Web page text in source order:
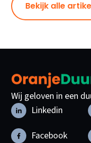
Bekijk alle
Wij geloven in een
Linkedin
Facebook